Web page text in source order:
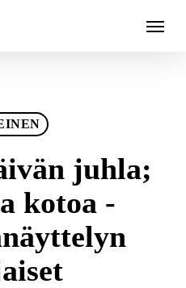
Menu
juhla;
kotoa -